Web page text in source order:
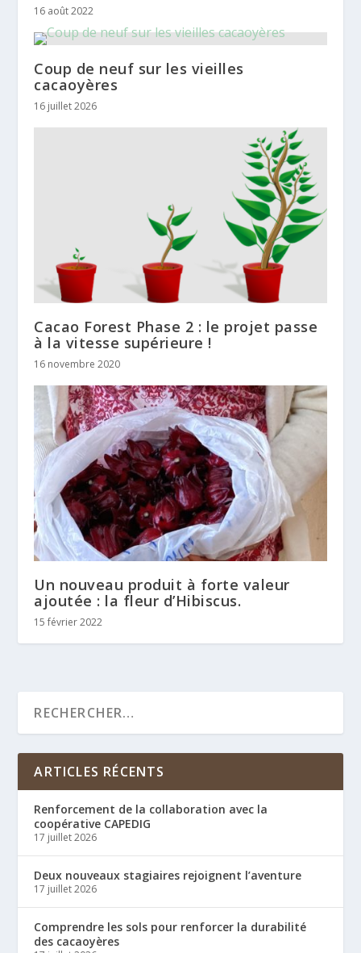
16 août 2022
Coup de neuf sur les vieilles
cacaoyères
16 juillet 2026
Cacao Forest Phase 2 : le projet passe
à la vitesse supérieure !
16 novembre 2020
Un nouveau produit à forte valeur
ajoutée : la fleur d’Hibiscus.
15 février 2022
ARTICLES RÉCENTS
Renforcement de la collaboration avec la
coopérative CAPEDIG
17 juillet 2026
Deux nouveaux stagiaires rejoignent l’aventure
17 juillet 2026
Comprendre les sols pour renforcer la durabilité
des cacaoyères